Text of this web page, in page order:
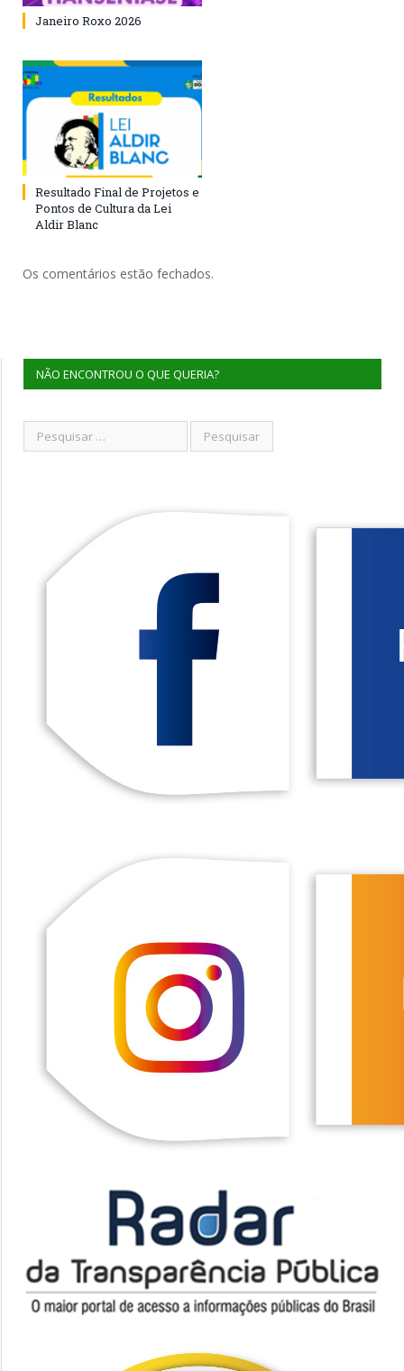
Janeiro Roxo 2026
Resultado Final de Projetos e
Pontos de Cultura da Lei
Aldir Blanc
Os comentários estão fechados.
NÃO ENCONTROU O QUE QUERIA?